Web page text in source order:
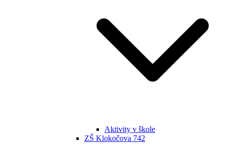
Aktivity v škole
ZŠ Klokočova 742